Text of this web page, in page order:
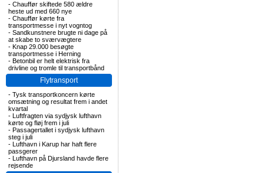
- Chauffør skiftede 580 ældre
heste ud med 660 nye
- Chauffør kørte fra
transportmesse i nyt vogntog
- Sandkunstnere brugte ni dage på
at skabe to sværvægtere
- Knap 29.000 besøgte
transportmesse i Herning
- Betonbil er helt elektrisk fra
drivline og tromle til transportbånd
Flytransport
- Tysk transportkoncern kørte
omsætning og resultat frem i andet
kvartal
- Luftfragten via sydjysk lufthavn
kørte og fløj frem i juli
- Passagertallet i sydjysk lufthavn
steg i juli
- Lufthavn i Karup har haft flere
passgerer
- Lufthavn på Djursland havde flere
rejsende